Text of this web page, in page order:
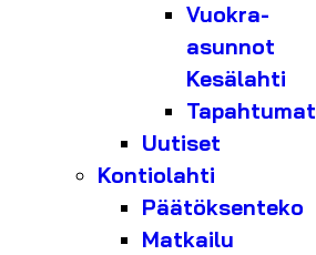
Vuokra-
asunnot
Kesälahti
Tapahtumat
Uutiset
Kontiolahti
Päätöksenteko
Matkailu